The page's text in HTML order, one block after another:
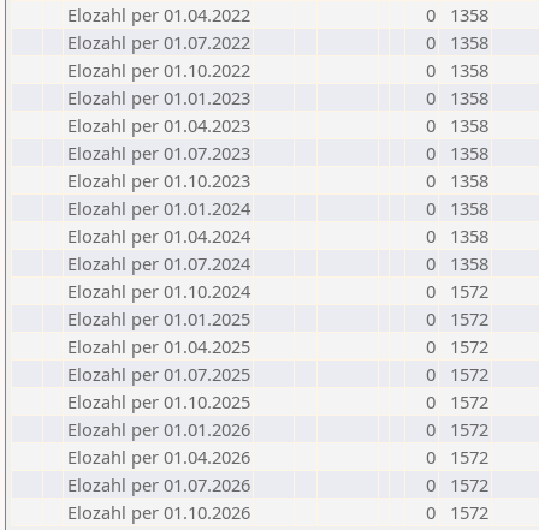
Elozahl per 01.04.2022
0
1358
Elozahl per 01.07.2022
0
1358
Elozahl per 01.10.2022
0
1358
Elozahl per 01.01.2023
0
1358
Elozahl per 01.04.2023
0
1358
Elozahl per 01.07.2023
0
1358
Elozahl per 01.10.2023
0
1358
Elozahl per 01.01.2024
0
1358
Elozahl per 01.04.2024
0
1358
Elozahl per 01.07.2024
0
1358
Elozahl per 01.10.2024
0
1572
Elozahl per 01.01.2025
0
1572
Elozahl per 01.04.2025
0
1572
Elozahl per 01.07.2025
0
1572
Elozahl per 01.10.2025
0
1572
Elozahl per 01.01.2026
0
1572
Elozahl per 01.04.2026
0
1572
Elozahl per 01.07.2026
0
1572
Elozahl per 01.10.2026
0 1572